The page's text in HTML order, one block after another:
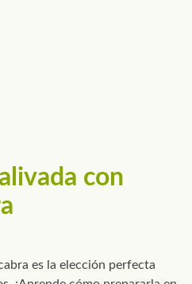
con
es la elección perfecta